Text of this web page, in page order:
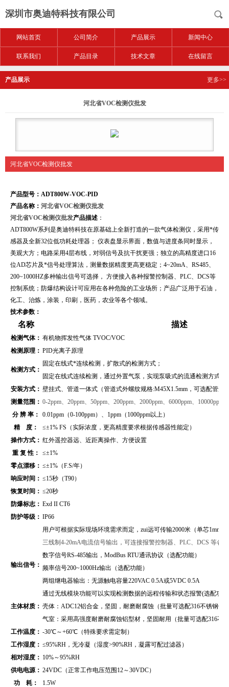
深圳市奥迪特科技有限公司
网站首页 公司简介 产品展示 新闻中心
联系我们 产品目录 技术文章 在线留言
产品展示 更多>>
河北省VOC检测仪批发
河北省VOC检测仪批发
产品型号：ADT800W-VOC-PID
产品名称： 河北省VOC检测仪批发
河北省VOC检测仪批发产品描述 ：
ADT800W系列是奥迪特科技在原基础上全新打造的一款气体检测仪，采用*传
感器及全新32位低功耗处理器； 仪表盘显示界面，数值与进度条同时显示，
美观大方；电路采用4层布线，对弱信号及抗干扰更强；独立的高精度进口16
位AD芯片及*信号处理算法，测量数据精度更高更稳定；4~20mA、RS485、
200~1000HZ多种输出信号可选择， 方便接入各种报警控制器、PLC、DCS等
控制系统；防爆结构设计可应用在各种危险的工业场所；产品广泛用于石油，
化工、治炼，涂装，印刷，医药，农业等各个领域。
技术参数：
名称 描述
检测气体： 有机物挥发性气体 TVOC/VOC
检测原理： PID光离子原理
检测方式：
固定在线式*连续检测，扩散式的检测方式；
固定在线式连续检测，通过外置气泵，实现泵吸式的流通检测方式（
安装方式： 壁挂式、管道一体式（管道式外螺纹规格:M45X1.5mm，可选配管道
测量范围： 0-2ppm、20ppm、50ppm、200ppm、2000ppm、6000ppm、10000ppm
分 辨 率：
0.01ppm（0-100ppm）、1ppm（1000ppm以上）
精 度：
≤±1% FS（实际浓度，更高精度要求根据传感器性能定）
操作方式： 红外遥控器远、近距离操作、方便设置
重 复 性：
≤±1%
零点漂移： ≤±1%（F.S/年）
响应时间： ≤15秒（T90）
恢复时间： ≤20秒
防爆标志： Exd II CT6
防护等级： IP66
输出信号：
用户可根据实际现场环境需求而定，zui远可传输2000米（单芯1mm2
三线制4-20mA电流信号输出，可连接报警控制器、PLC、DCS 等各
数字信号RS-485输出， ModBus RTU通讯协议 （选配功能）
频率信号200~1000Hz输出（选配功能）
两组继电器输出：无源触电容量220VAC 0.5A或5VDC 0.5A
通过无线模块功能可以实现检测数据的远程传输和状态报警(选配功
主体材质： 壳体：ADC12铝合金，坚固，耐磨耐腐蚀（批量可选配316不锈钢壳
气室：采用高强度耐磨耐腐蚀铝型材，坚固耐用（批量可选配316不
工作温度： -30℃～+60℃（特殊要求需定制）
工作湿度： ≤95%RH，无冷凝（湿度>90%RH，凝露可配过滤器）
相对湿度： 10%～95%RH
供电电源： 24VDC（正常工作电压范围12～30VDC）
功 耗：
1.5W